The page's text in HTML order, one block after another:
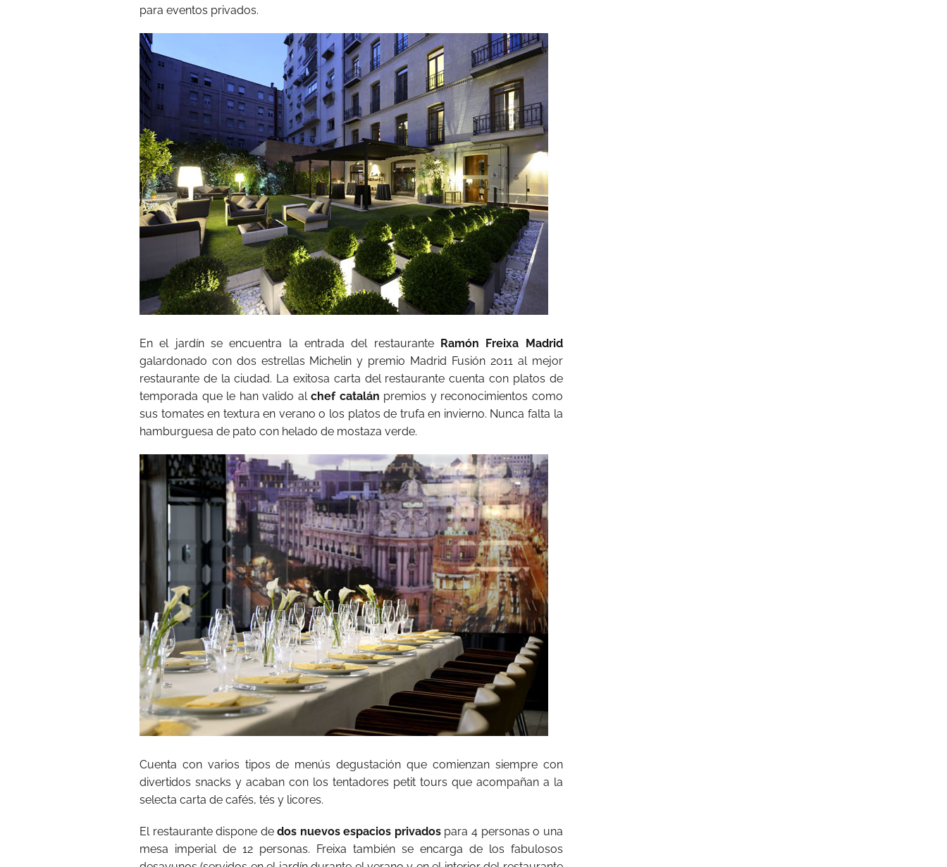
para eventos privados.
En el jardín se encuentra la entrada del restaurante Ramón Freixa Madrid
galardonado con dos estrellas Michelin y premio Madrid Fusión 2011 al mejor
restaurante de la ciudad. La exitosa carta del restaurante cuenta con platos de
temporada que le han valido alchef catalán premios y reconocimientos como
sus tomates en textura en verano o los platos de trufa en invierno. Nunca falta la
hamburguesa de pato con helado de mostaza verde.
Cuenta con varios tipos de menús degustación que comienzan siempre con
divertidos snacks y acaban con los tentadores petit tours que acompañan a la
selecta carta de cafés, tés y licores.
El restaurante dispone dedos nuevos espacios privadospara 4 personas o una
mesa imperial de 12 personas. Freixa también se encarga de los fabulosos